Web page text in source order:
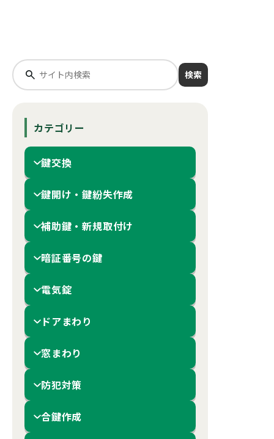
検索
カテゴリー
鍵交換
鍵開け・鍵紛失作成
補助鍵・新規取付け
暗証番号の鍵
電気錠
ドアまわり
窓まわり
防犯対策
合鍵作成